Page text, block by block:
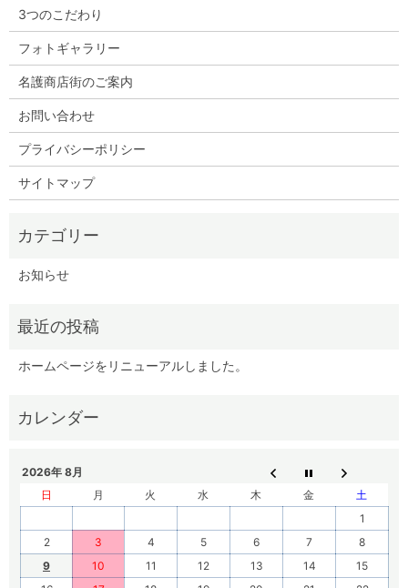
3つのこだわり
フォトギャラリー
名護商店街のご案内
お問い合わせ
プライバシーポリシー
サイトマップ
お知らせ
ホームページをリニューアルしました。
2026年 8月
日
月 火 水 木 金
土
1
2
3 4 5 6 7
8
9
10 11 12 13 14
15